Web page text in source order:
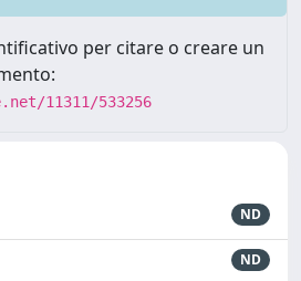
per citare o creare un
11311/533256
ND
ND